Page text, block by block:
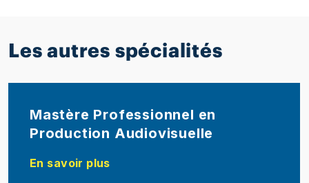
Les autres spécialités
Mastère Professionnel en
Production Audiovisuelle
En savoir plus